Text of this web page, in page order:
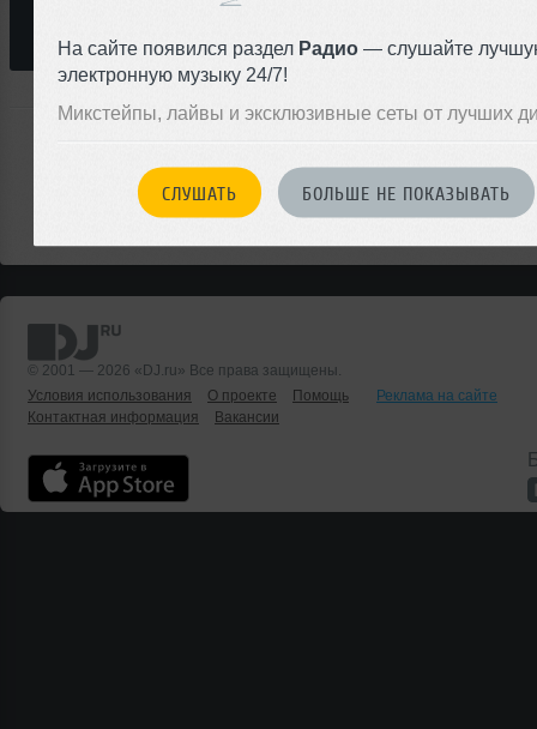
На сайте появился раздел Радио — слушайте
электронную музыку 24/7!
Микстейпы, лайвы и эксклюзивные сеты от лучших
СЛУШАТЬ БОЛЬШЕ НЕ ПОКАЗЫВАТЬ
ближайшем будущем нас не ожидает.
Или мы о чем-то не знаем? ДОБАВИТЬ СОБЫТИЕ
© 2001 — 2026 «DJ.ru» Все права защищены.
Условия использования
О проекте Помощь
Реклама на сайте
Контактная информация
Вакансии